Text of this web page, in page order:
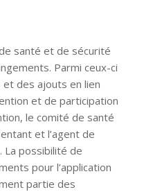
santé et de sécurité
Parmi ceux-ci
des ajouts en lien
et de participation
le comité de santé
et l’agent de
La possibilité de
pour l’application
partie des